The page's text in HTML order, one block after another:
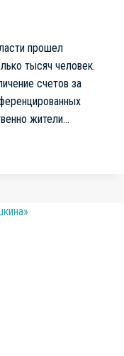
прошел
тысяч человек.
счетов за
жители…